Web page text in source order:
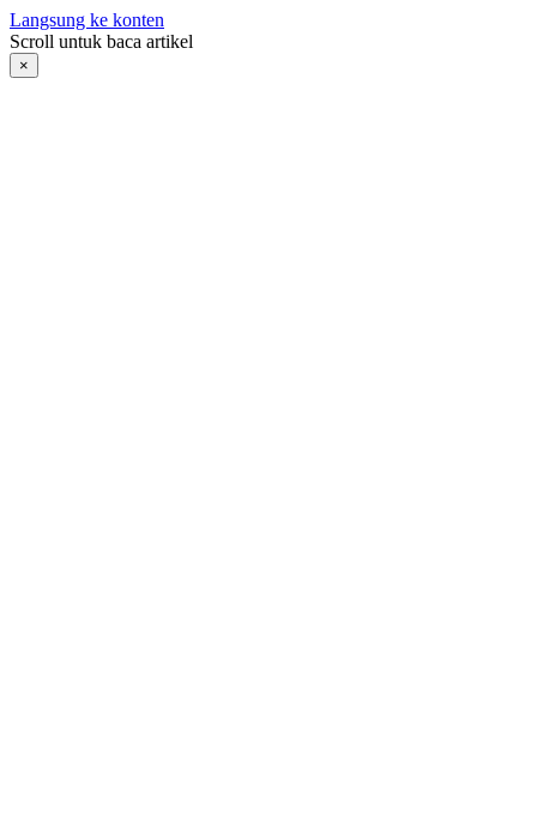
Langsung ke konten
Scroll untuk baca artikel
×